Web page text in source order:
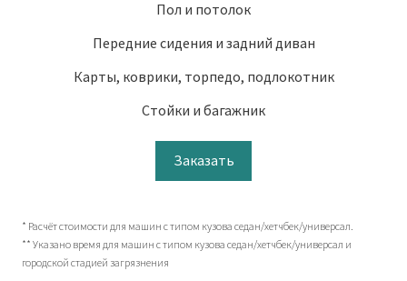
Пол и потолок
Передние сидения и задний диван
Карты, коврики, торпедо, подлокотник
Стойки и багажник
Заказать
* Расчёт стоимости для машин с типом кузова седан/хетчбек/универсал.
** Указано время для машин с типом кузова седан/хетчбек/универсал и
городской стадией загрязнения